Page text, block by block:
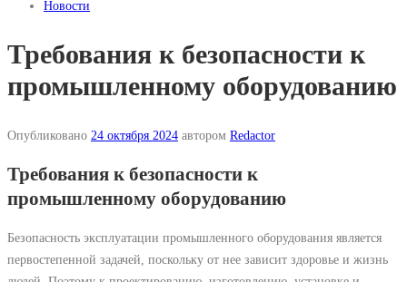
Новости
Требования к безопасности к
промышленному оборудованию
Опубликовано 24 октября 2024 автором Redactor
Требования к безопасности к
промышленному оборудованию
Безопасность эксплуатации промышленного оборудования является
первостепенной задачей, поскольку от нее зависит здоровье и жизнь